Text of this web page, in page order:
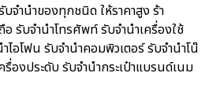
จำนำของทุกชนิด ให้ราคาสูง ร้า
รับจำนำโทรศัพท์ รับจำนำเครื่องใช้
ไอโฟน รับจำนำคอมพิวเตอร์ รับจำนำโน๊
องประดับ รับจำนำกระเป๋าแบรนด์เนม